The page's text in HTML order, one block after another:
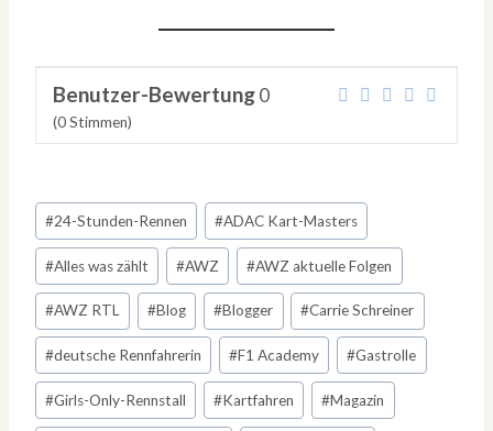
Benutzer-Bewertung0
(0Stimmen)
Schlagworte:
#24-Stunden-Rennen #ADAC Kart-Masters
#Alles was zählt #AWZ #AWZ aktuelle Folgen
#AWZ RTL #Blog #Blogger #Carrie Schreiner
#deutsche Rennfahrerin #F1 Academy #Gastrolle
#Girls-Only-Rennstall #Kartfahren #Magazin